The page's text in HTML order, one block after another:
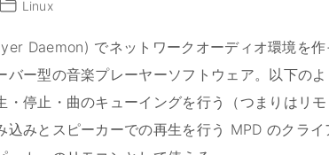
Linux
Daemon) でネットワークオーディオ環境を作
バー型の音楽プレーヤーソフトウェア。以下の
・停止・曲のキューイングを行う（つまりはリ
込みとスピーカーでの再生を行う MPD のクラ